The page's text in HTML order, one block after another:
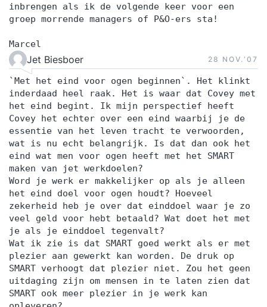
inbrengen als ik de volgende keer voor een
groep morrende managers of P&O-ers sta!
Marcel
Jet Biesboer 28 NOV.‘07
`Met het eind voor ogen beginnen`. Het klinkt
inderdaad heel raak. Het is waar dat Covey met
het eind begint. Ik mijn perspectief heeft
Covey het echter over een eind waarbij je de
essentie van het leven tracht te verwoorden,
wat is nu echt belangrijk. Is dat dan ook het
eind wat men voor ogen heeft met het SMART
maken van jet werkdoelen?
Word je werk er makkelijker op als je alleen
het eind doel voor ogen houdt? Hoeveel
zekerheid heb je over dat einddoel waar je zo
veel geld voor hebt betaald? Wat doet het met
je als je einddoel tegenvalt?
Wat ik zie is dat SMART goed werkt als er met
plezier aan gewerkt kan worden. De druk op
SMART verhoogt dat plezier niet. Zou het geen
uitdaging zijn om mensen in te laten zien dat
SMART ook meer plezier in je werk kan